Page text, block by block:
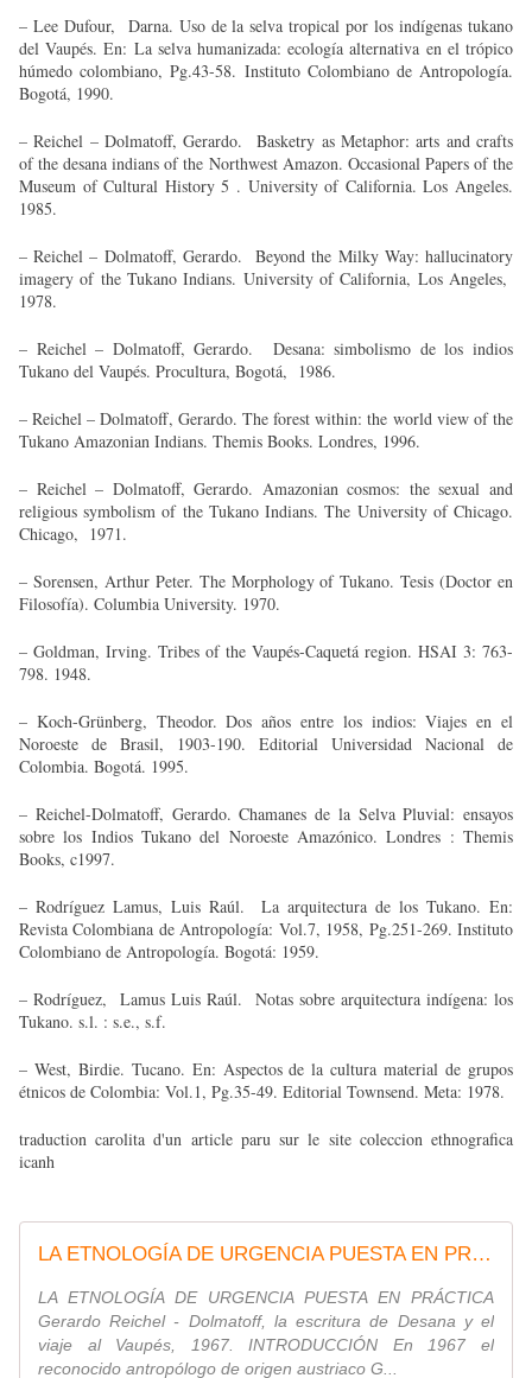
– Lee Dufour, Darna. Uso de la selva tropical por los indígenas tukano
del Vaupés. En: La selva humanizada: ecología alternativa en el trópico
húmedo colombiano, Pg.43-58. Instituto Colombiano de Antropología.
Bogotá, 1990.
– Reichel – Dolmatoff, Gerardo. Basketry as Metaphor: arts and crafts
of the desana indians of the Northwest Amazon. Occasional Papers of the
Museum of Cultural History 5 . University of California. Los Angeles.
1985.
– Reichel – Dolmatoff, Gerardo. Beyond the Milky Way: hallucinatory
imagery of the Tukano Indians. University of California, Los Angeles,
1978.
– Reichel – Dolmatoff, Gerardo. Desana: simbolismo de los indios
Tukano del Vaupés. Procultura, Bogotá, 1986.
– Reichel – Dolmatoff, Gerardo. The forest within: the world view of the
Tukano Amazonian Indians. Themis Books. Londres, 1996.
– Reichel – Dolmatoff, Gerardo. Amazonian cosmos: the sexual and
religious symbolism of the Tukano Indians. The University of Chicago.
Chicago, 1971.
– Sorensen, Arthur Peter. The Morphology of Tukano. Tesis (Doctor en
Filosofía). Columbia University. 1970.
– Goldman, Irving. Tribes of the Vaupés-Caquetá region. HSAI 3: 763-
798. 1948.
– Koch-Grünberg, Theodor. Dos años entre los indios: Viajes en el
Noroeste de Brasil, 1903-190. Editorial Universidad Nacional de
Colombia. Bogotá. 1995.
– Reichel-Dolmatoff, Gerardo. Chamanes de la Selva Pluvial: ensayos
sobre los Indios Tukano del Noroeste Amazónico. Londres : Themis
Books, c1997.
– Rodríguez Lamus, Luis Raúl. La arquitectura de los Tukano. En:
Revista Colombiana de Antropología: Vol.7, 1958, Pg.251-269. Instituto
Colombiano de Antropología. Bogotá: 1959.
– Rodríguez, Lamus Luis Raúl. Notas sobre arquitectura indígena: los
Tukano. s.l. : s.e., s.f.
– West, Birdie. Tucano. En: Aspectos de la cultura material de grupos
étnicos de Colombia: Vol.1, Pg.35-49. Editorial Townsend. Meta: 1978.
traduction carolita d'un article paru sur le site coleccion ethnografica
icanh
LA ETNOLOGÍA DE URGENCIA PUESTA EN PRÁCTICA
LA ETNOLOGÍA DE URGENCIA PUESTA EN PRÁCTICA
Gerardo Reichel - Dolmatoff, la escritura de Desana y el
viaje al Vaupés, 1967. INTRODUCCIÓN En 1967 el
reconocido antropólogo de origen austriaco G...